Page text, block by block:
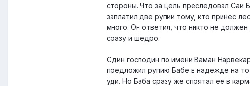
стороны. Что за цель преследовал Саи
заплатил две рупии тому, кто принес
много. Он ответил, что никто не должен
сразу и щедро.
Один господин по имени Ваман
предложил рупию Бабе в надежде на
уди. Но Баба сразу же спрятал ее в